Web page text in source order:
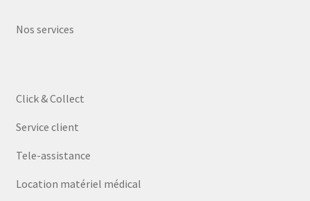
Nos services
Click & Collect
Service client
Tele-assistance
Location matériel médical